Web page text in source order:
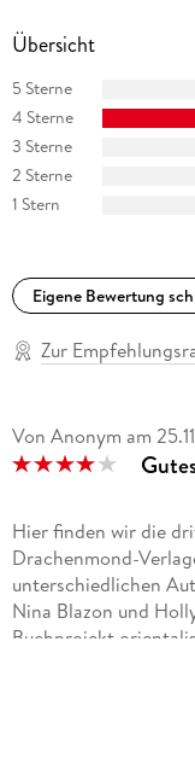
Übersicht
5 Sterne
4 Sterne
3 Sterne
2 Sterne
1 Stern
Eigene Bewertung
Zur
Von Anonym am
Hier finden wir die
Drachenmond-
unterschiedlichen
Nina Blazon und
Buchprojekt